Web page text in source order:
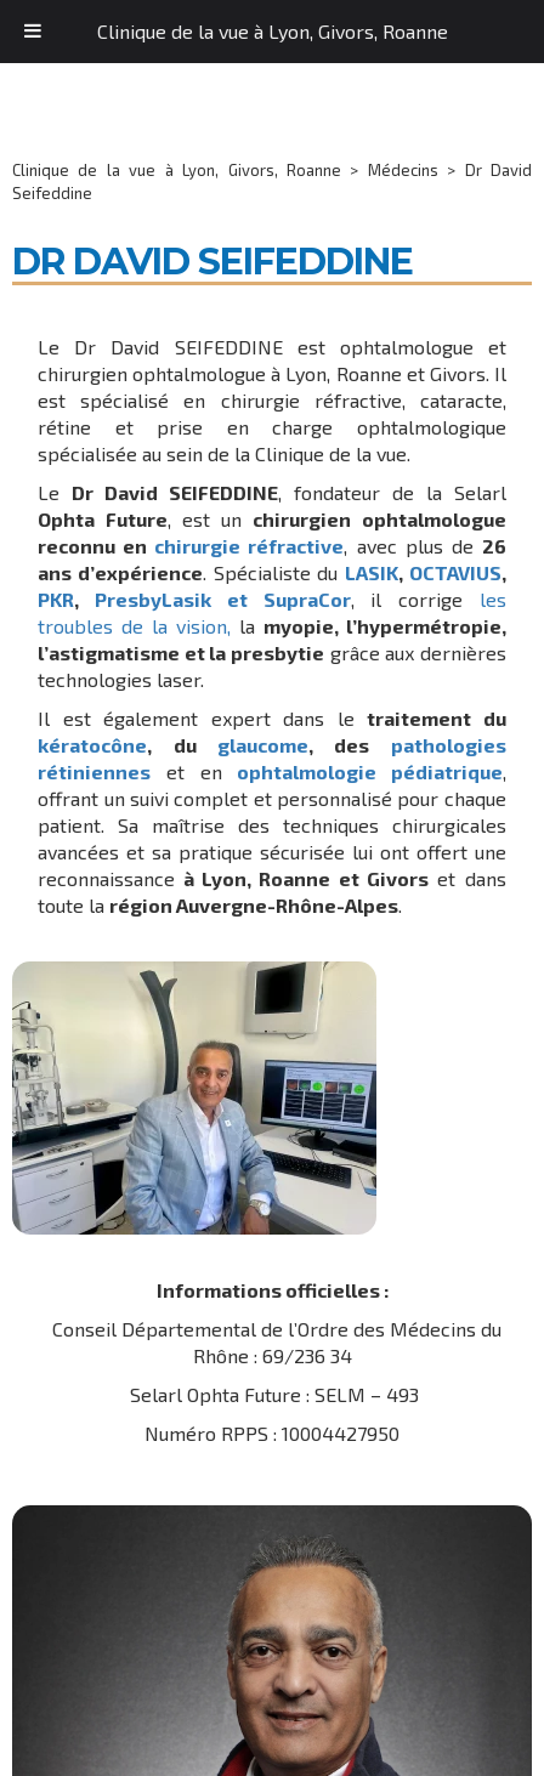
Clinique de la vue à Lyon, Givors, Roanne > Médecins > Dr David
Seifeddine
DR DAVID SEIFEDDINE
Le Dr David SEIFEDDINE est ophtalmologue et
chirurgien ophtalmologue à Lyon, Roanne et Givors. Il
est spécialisé en chirurgie réfractive, cataracte,
rétine et prise en charge ophtalmologique
spécialisée au sein de la Clinique de la vue.
Le Dr David SEIFEDDINE, fondateur de la Selarl
Ophta Future, est un chirurgien ophtalmologue
reconnu en chirurgie réfractive, avec plus de 26
ans d’expérience. Spécialiste du LASIK, OCTAVIUS,
PKR, PresbyLasik et SupraCor, il corrige les
troubles de la vision, la myopie, l’hypermétropie,
l’astigmatisme et la presbytie grâce aux dernières
technologies laser.
Il est également expert dans letraitement du
kératocône, du glaucome, des pathologies
rétiniennes et en ophtalmologie pédiatrique,
offrant un suivi complet et personnalisé pour chaque
patient. Sa maîtrise des techniques chirurgicales
avancées et sa pratique sécurisée lui ont offert une
reconnaissance à Lyon, Roanne et Givorset dans
toute la région Auvergne-Rhône-Alpes.
Informations officielles :
Conseil Départemental de l’Ordre des Médecins du
Rhône : 69/236 34
Selarl Ophta Future : SELM – 493
Numéro RPPS : 10004427950
Clinique de la vue à Lyon, Givors, Roanne